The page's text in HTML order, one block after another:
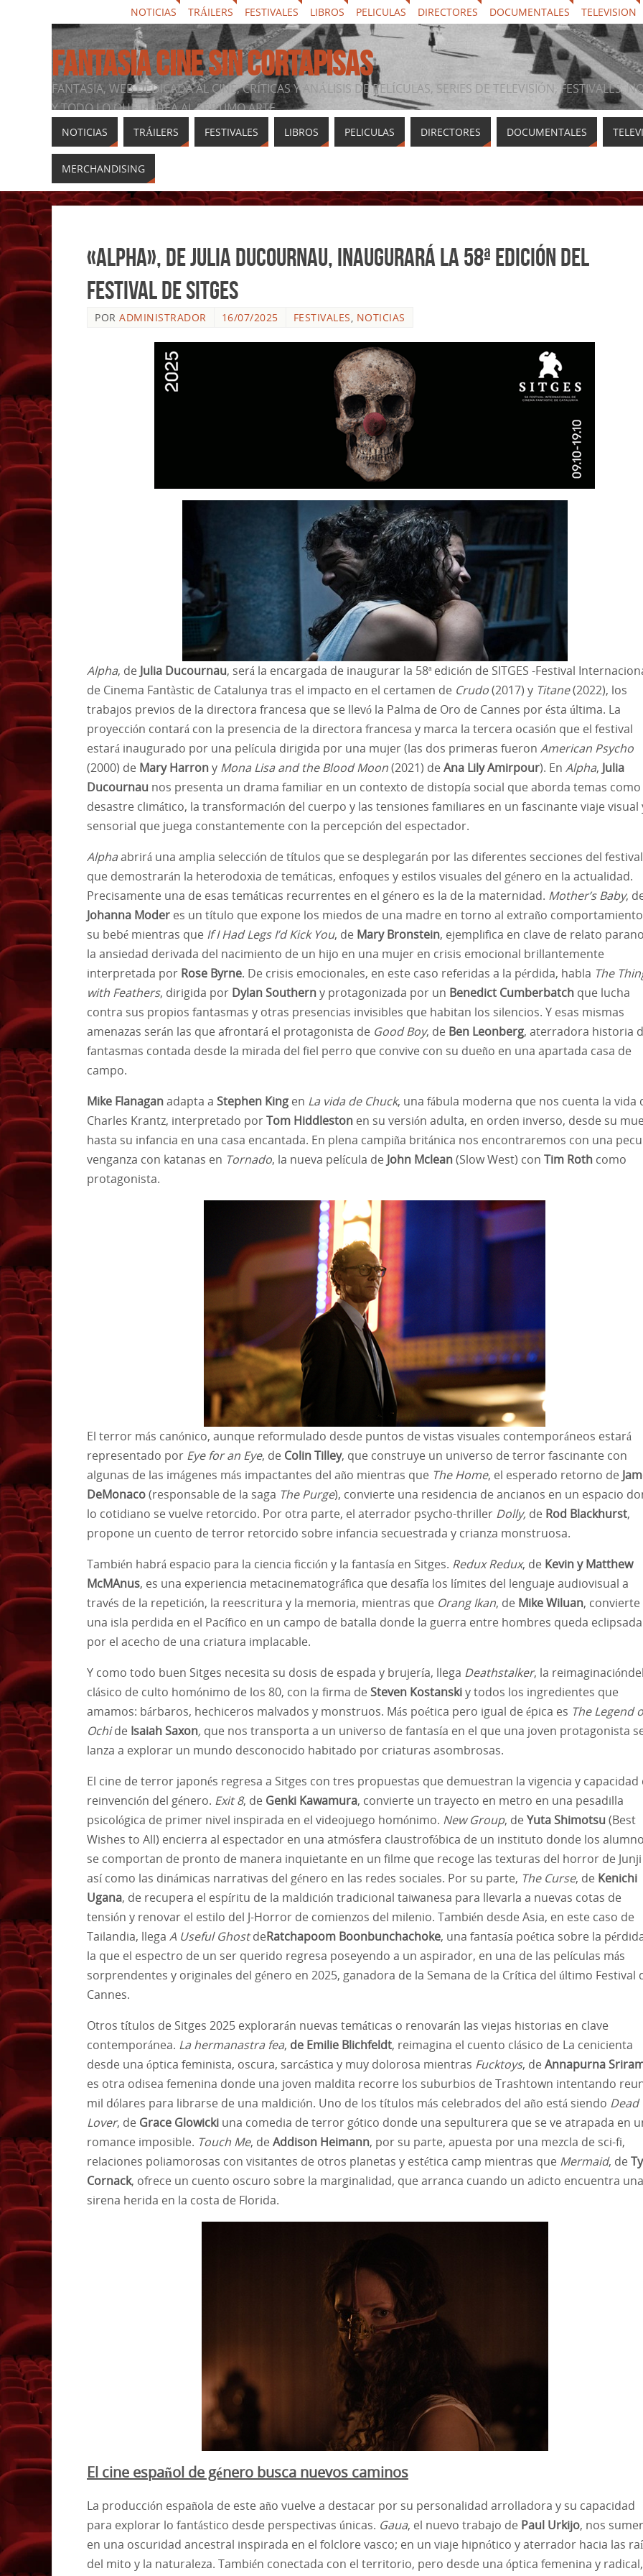
NOTICIAS TRÁILERS FESTIVALES LIBROS PELICULAS DIRECTORES DOCUMENTALES TELEVISION
FANTASIA CINE SIN CORTAPISAS
FANTASIA, WEB DEDICADA AL CINE, CRÍTICAS Y ANÁLISIS DE PELÍCULAS, SERIES DE TELEVISIÓN, FESTIVALES,
Y TODO LO QUE RODEA AL SÉPTIMO ARTE
NOTICIAS TRÁILERS FESTIVALES LIBROS PELICULAS DIRECTORES DOCUMENTALES
MERCHANDISING
«Alpha», de Julia Ducournau, inaugurará la 58ª edición del
Festival de Sitges
POR ADMINISTRADOR 16/07/2025 FESTIVALES, NOTICIAS
Alpha, de Julia Ducournau, será la encargada de inaugurar la 58ª edición de SITGES -Festival
de Cinema Fantàstic de Catalunya tras el impacto en el certamen de Crudo(2017) y Titane(2022), los
trabajos previos de la directora francesa que se llevó la Palma de Oro de Cannes por ésta última. La
proyección contará con la presencia de la directora francesa y marca la tercera ocasión que el festival
estará inaugurado por una película dirigida por una mujer (las dos primeras fueron American Psycho
(2000) de Mary Harrony Mona Lisa and the Blood Moon(2021) deAna Lily Amirpour). En Alpha, Julia
Ducournau nos presenta un drama familiar en un contexto de distopía social que aborda temas como
desastre climático, la transformación del cuerpo y las tensiones familiares en un fascinante viaje visual
sensorial que juega constantemente con la percepción del espectador.
Alphaabrirá una amplia selección de títulos que se desplegarán por las diferentes secciones del festival
que demostrarán la heterodoxia de temáticas, enfoques y estilos visuales del género en la actualidad.
Precisamente una de esas temáticas recurrentes en el género es la de la maternidad. Mother’s Baby,
Johanna Moder es un título que expone los miedos de una madre en torno al extraño
su bebé mientras que If I Had Legs I’d Kick You, de Mary Bronstein, ejemplifica en clave de relato
la ansiedad derivada del nacimiento de un hijo en una mujer en crisis emocional brillantemente
interpretada por Rose Byrne. De crisis emocionales, en este caso referidas a la pérdida, habla The
with Feathers, dirigida por Dylan Southerny protagonizada por un Benedict Cumberbatch que lucha
contra sus propios fantasmas y otras presencias invisibles que habitan los silencios. Y esas mismas
amenazas serán las que afrontará el protagonista de Good Boy, de Ben Leonberg, aterradora historia
fantasmas contada desde la mirada del fiel perro que convive con su dueño en una apartada casa de
campo.
Mike Flanaganadapta a Stephen King en La vida de Chuck, una fábula moderna que nos cuenta la vida
Charles Krantz, interpretado porTom Hiddleston en su versión adulta, en orden inverso, desde su
hasta su infancia en una casa encantada. En plena campiña británica nos encontraremos con una
venganza con katanas en Tornado, la nueva película de John Mclean(Slow West) con Tim Roth como
protagonista.
El terror más canónico, aunque reformulado desde puntos de vistas visuales contemporáneos estará
representado por Eye for an Eye, de Colin Tilley, que construye un universo de terror fascinante con
algunas de las imágenes más impactantes del año mientras que The Home, el esperado retorno de
DeMonaco(responsable de la saga The Purge), convierte una residencia de ancianos en un espacio
lo cotidiano se vuelve retorcido. Por otra parte, el aterrador psycho-thriller Dolly, de Rod Blackhurst,
propone un cuento de terror retorcido sobre infancia secuestrada y crianza monstruosa.
También habrá espacio para la ciencia ficción y la fantasía en Sitges. Redux Redux, de Kevin y Matthew
McMAnus, es una experiencia metacinematográfica que desafía los límites del lenguaje audiovisual a
través de la repetición, la reescritura y la memoria, mientras que Orang Ikan, de Mike Wiluan, convierte
una isla perdida en el Pacífico en un campo de batalla donde la guerra entre hombres queda eclipsada
por el acecho de una criatura implacable.
Y como todo buen Sitges necesita su dosis de espada y brujería, llega Deathstalker, la reimaginacióndel
clásico de culto homónimo de los 80, con la firma deSteven Kostanskiy todos los ingredientes que
amamos: bárbaros, hechiceros malvados y monstruos. Más poética pero igual de épica es The Legend
Ochide Isaiah Saxon, que nos transporta a un universo de fantasía en el que una joven protagonista
lanza a explorar un mundo desconocido habitado por criaturas asombrosas.
El cine de terror japonés regresa a Sitges con tres propuestas que demuestran la vigencia y capacidad
reinvención del género. Exit 8, de Genki Kawamura, convierte un trayecto en metro en una pesadilla
psicológica de primer nivel inspirada en el videojuego homónimo. New Group, deYuta Shimotsu (Best
Wishes to All) encierra al espectador en una atmósfera claustrofóbica de un instituto donde los
se comportan de pronto de manera inquietante en un filme que recoge las texturas del horror de
así como las dinámicas narrativas del género en las redes sociales. Por su parte, The Curse, de Kenichi
Ugana, de recupera el espíritu de la maldición tradicional taiwanesa para llevarla a nuevas cotas de
tensión y renovar el estilo del J-Horror de comienzos del milenio. También desde Asia, en este caso de
Tailandia, llega A Useful GhostdeRatchapoom Boonbunchachoke, una fantasía poética sobre la
la que el espectro de un ser querido regresa poseyendo a un aspirador, en una de las películas más
sorprendentes y originales del género en 2025, ganadora de la Semana de la Crítica del último Festival
Cannes.
Otros títulos de Sitges 2025 explorarán nuevas temáticas o renovarán las viejas historias en clave
contemporánea. La hermanastra fea, de Emilie Blichfeldt, reimagina el cuento clásico de La cenicienta
desde una óptica feminista, oscura, sarcástica y muy dolorosa mientras Fucktoys, deAnnapurna
es otra odisea femenina donde una joven maldita recorre los suburbios de Trashtown intentando
mil dólares para librarse de una maldición. Uno de los títulos más celebrados del año está siendo Dead
Lover, de Grace Glowicki una comedia de terror gótico donde una sepulturera que se ve atrapada en
romance imposible. Touch Me, deAddison Heimann, por su parte, apuesta por una mezcla de sci-fi,
relaciones poliamorosas con visitantes de otros planetas y estética camp mientras que Mermaid, de
Cornack, ofrece un cuento oscuro sobre la marginalidad, que arranca cuando un adicto encuentra una
sirena herida en la costa de Florida.
El cine español de género busca nuevos caminos
La producción española de este año vuelve a destacar por su personalidad arrolladora y su capacidad
para explorar lo fantástico desde perspectivas únicas. Gaua, el nuevo trabajo de Paul Urkijo, nos
en una oscuridad ancestral inspirada en el folclore vasco; en un viaje hipnótico y aterrador hacia las
del mito y la naturaleza. También conectada con el territorio, pero desde una óptica femenina y radical,
Ene Feb
Sep Oct
Ene Feb
Sep Oct
Ene Feb
Sep Oct
Ene Feb
Sep Oct
Ene Feb
Sep Oct
Ene Feb
Sep Oct
Ene Feb
Sep Oct
Ene Feb
Sep Oct
Ene Feb
Sep Oct
Ene Feb
Sep Oct
Ene Feb
Sep Oct
Ene Feb
Sep Oct
Ene Feb
Sep Oct